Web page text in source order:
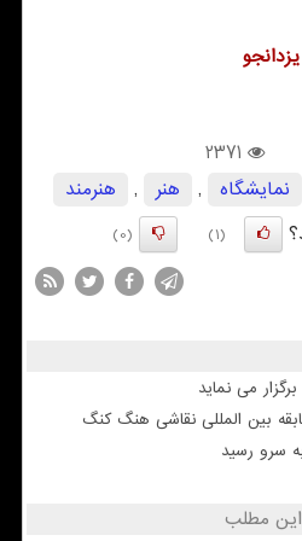
2371
نمایشگاه , هنر ,
هنرمند
(1)
(0)
می نماید
بین المللی نقاشی هنگ کنگ
سرو رسید
این مطلب